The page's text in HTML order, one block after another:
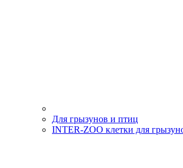
Для грызунов и птиц
INTER-ZOO клетки для